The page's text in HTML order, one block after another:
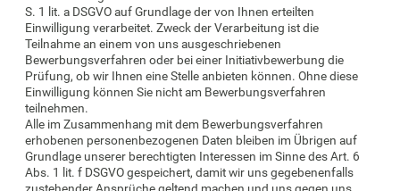
S. 1 lit. a DSGVO auf Grundlage der von Ihnen erteilten
Einwilligung verarbeitet. Zweck der Verarbeitung ist die
Teilnahme an einem von uns ausgeschriebenen
Bewerbungsverfahren oder bei einer Initiativbewerbung die
Prüfung, ob wir Ihnen eine Stelle anbieten können. Ohne diese
Einwilligung können Sie nicht am Bewerbungsverfahren
teilnehmen.
Alle im Zusammenhang mit dem Bewerbungsverfahren
erhobenen personenbezogenen Daten bleiben im Übrigen auf
Grundlage unserer berechtigten Interessen im Sinne des Art. 6
Abs. 1 lit. f DSGVO gespeichert, damit wir uns gegebenenfalls